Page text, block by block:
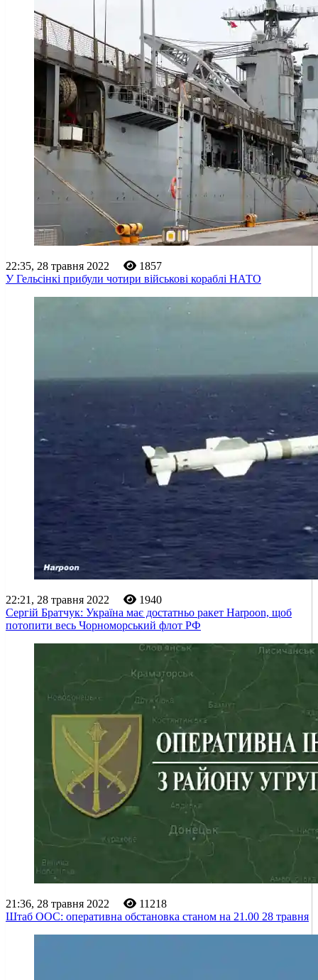
22:35, 28 травня 2022
1857
У Гельсінкі прибули чотири військові кораблі НАТО
22:21, 28 травня 2022
1940
Сергій Братчук: Україна має достатньо ракет Harpoon, щоб
потопити весь Чорноморський флот РФ
21:36, 28 травня 2022
11218
Штаб ООС: оперативна обстановка станом на 21.00 28 травня